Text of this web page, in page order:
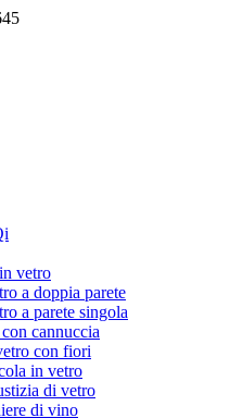
vetro
a doppia parete
a parete singola
cannuccia
con fiori
in vetro
di vetro
di vino